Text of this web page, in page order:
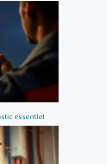
essentiel